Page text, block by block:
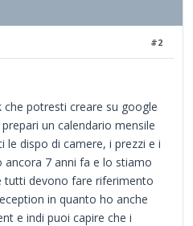
#2
potresti creare su google
un calendario mensile
le dispo di camere, i prezzi e i
ancora 7 anni fa e lo stiamo
tutti devono fare riferimento
in quanto ho anche
e indi puoi capire che i